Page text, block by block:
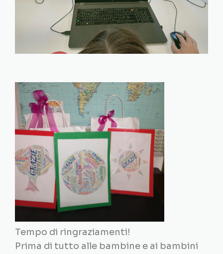
Tempo di ringraziamenti!
Prima di tutto alle bambine e ai bambini